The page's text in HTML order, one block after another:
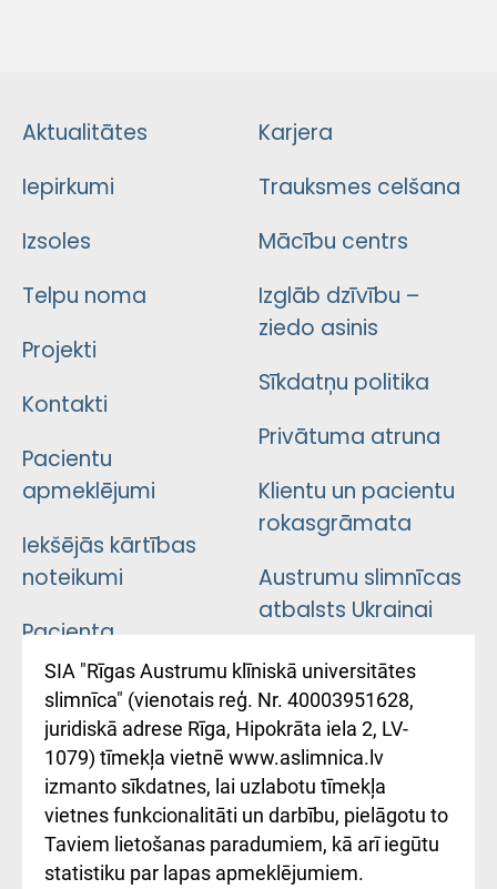
Aktualitātes
Iepirkumi
Izsoles
Telpu noma
Projekti
Kontakti
Pacientu
apmeklējumi
Iekšējās kārtības
noteikumi
Pacienta
atsauksmju/sūdzību
iesniegšanas
kārtība
Kā pie mums nokļūt
Rēķinu apmaksas
ceļvedis
Karjera
Trauksmes celšana
Mācību centrs
Izglāb dzīvību –
ziedo asinis
Sīkdatņu politika
Privātuma atruna
Klientu un pacientu
rokasgrāmata
Austrumu slimnīcas
atbalsts Ukrainai
Підтримка Східної
лікарні та співпраця з
Україною
SIA "Rīgas Austrumu klīniskā universitātes
slimnīca" (vienotais reģ. Nr. 40003951628,
juridiskā adrese Rīga, Hipokrāta iela 2, LV-
1079) tīmekļa vietnē www.aslimnica.lv
izmanto sīkdatnes, lai uzlabotu tīmekļa
vietnes funkcionalitāti un darbību, pielāgotu to
Taviem lietošanas paradumiem, kā arī iegūtu
statistiku par lapas apmeklējumiem.